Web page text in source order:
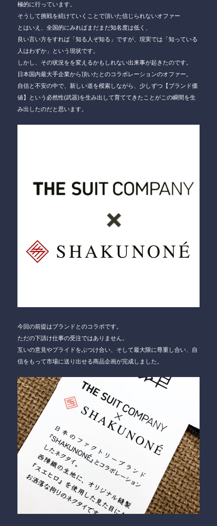
極的に行っています。
そうして挑戦を続けていくことで頂いた信じられないオファー
とはいえ、全国的にみればまだまだ知名度は低く、
良い言い方をすれば「知る人ぞ知る」 ですが、現実では「知っている
人はわずか」という現状です。
しかし、その状況をを変えるかもしれない出来事が起きたのです。
日本国内最大手企業から頂いたとのコラボレーションのオファー。
自信と不安の中で、新しい道を模索しながら、少しずつ 【ブランド価
値】
という必然性(武器)を生み出して育ててきたことがこの瞬間を生
み出したのだと思います。
今回の前提はブランドとのコラボです。
ただの下請け仕事の受注ではありません。
互いの意見やプライドをぶつけ合い、そして最大限に尊重し合い、自
信をもって市場に送り出せる商品企画が完成しました。